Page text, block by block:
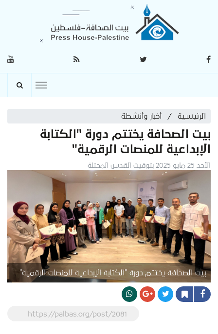
الرئيسية أخبار وأنشطة
بيت الصحافة يختتم دورة "الكتابة
الإبداعية للمنصات الرقمية"
الأحد 25 مايو 2025 بتوقيت القدس المحتلة
بيت الصحافة يختتم دورة "الكتابة الإبداعية للمنصات الرقمية"
https://palbas.org/post/2081